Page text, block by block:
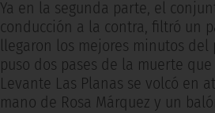
Ya en la segunda parte, el
conducción a la contra, filtró un
llegaron los mejores minutos
puso dos pases de la muerte
Levante Las Planas se volcó en
mano de Rosa Márquez y un